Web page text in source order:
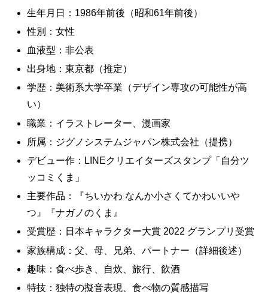
生年月日：1986年前後（昭和61年前後）
性別：女性
血液型：非公表
出身地：東京都（推定）
学歴：美術系大学卒業（デザイン専攻の可能性が高
い）
職業：イラストレーター、漫画家
所属：ジグノシステムジャパン株式会社（提携）
デビュー作：LINEクリエイターズスタンプ「自分ツ
ッコミくま」
主要作品：『ちいかわ なんか小さくてかわいいや
つ』『ナガノのくま』
受賞歴：日本キャラクター大賞 2022 グランプリ受賞
家族構成：父、母、兄弟、パートナー（詳細後述）
趣味：食べ歩き、自炊、旅行、飲酒
特技：独特の擬音表現、食べ物の質感描写